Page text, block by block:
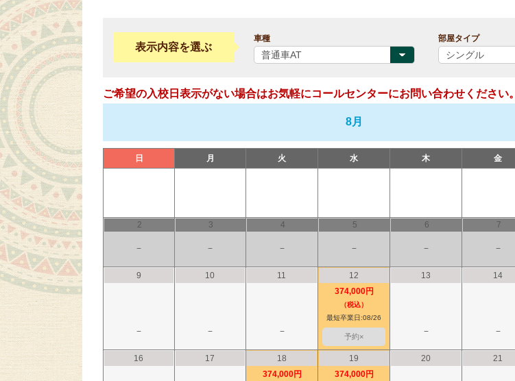
表示内容を選ぶ
車種 部屋タイプ
ご希望の入校日表示がない場合はお気軽にコールセンターにお問い合わせください。
8月
日 月 火 水 木 金
2
−
3
−
4
−
5
−
6
−
7
−
9
−
10
−
11
−
12
374,000円
（税込）
最短卒業日:08/26
予約×
13
−
14
−
16 17
18
374,000円
19
374,000円
20 21